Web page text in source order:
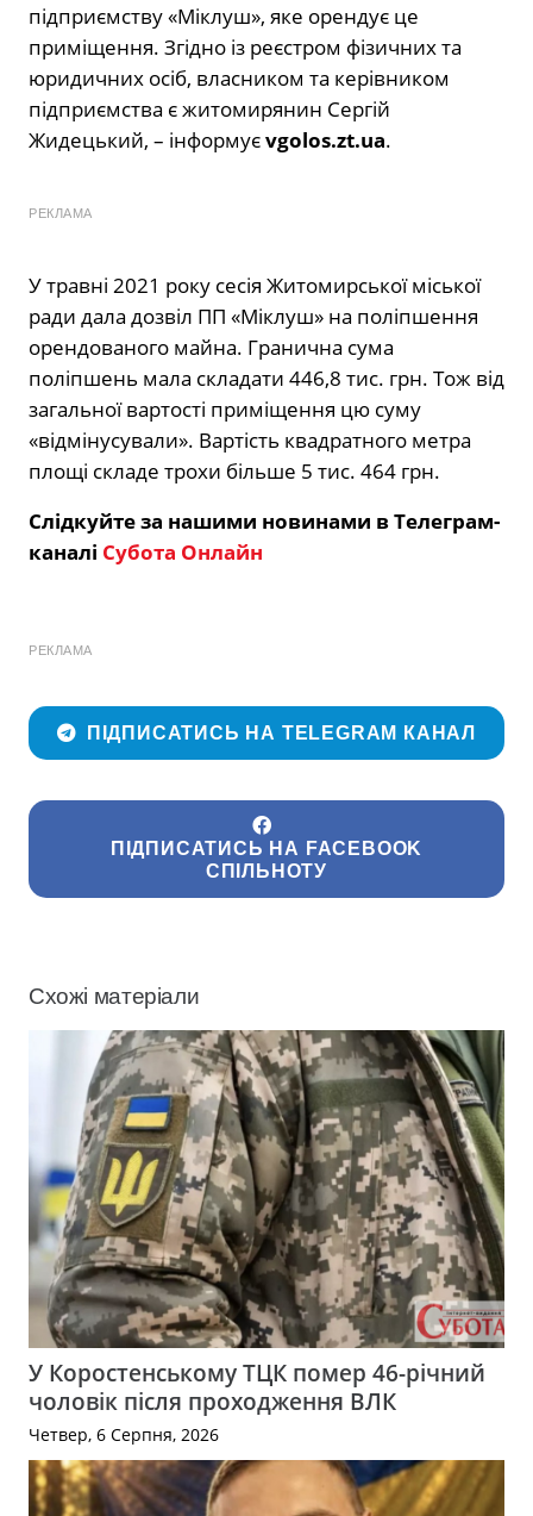
підприємству «Міклуш», яке орендує це
приміщення. Згідно із реєстром фізичних та
юридичних осіб, власником та керівником
підприємства є житомирянин Сергій
Жидецький, – інформуєvgolos.zt.ua.
РЕКЛАМА
У травні 2021 року сесія Житомирської міської
ради дала дозвіл ПП «Міклуш» на поліпшення
орендованого майна. Гранична сума
поліпшень мала складати 446,8 тис. грн. Тож від
загальної вартості приміщення цю суму
«відмінусували». Вартість квадратного метра
площі складе трохи більше 5 тис. 464 грн.
Слідкуйте за нашими новинами в Телеграм-
каналі Субота Онлайн
РЕКЛАМА
ПІДПИСАТИСЬ НА TELEGRAM КАНАЛ
ПІДПИСАТИСЬ НА FACEBOOK
СПІЛЬНОТУ
Схожі матеріали
У Коростенському ТЦК помер 46-річний
чоловік після проходження ВЛК
Четвер, 6 Серпня, 2026